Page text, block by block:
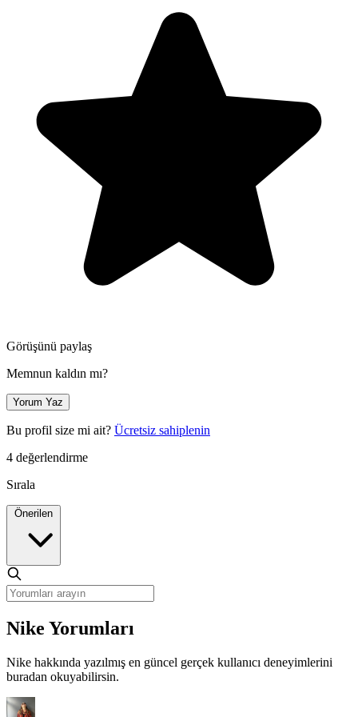
Görüşünü paylaş
Memnun kaldın mı?
Yorum Yaz
Bu profil size mi ait? Ücretsiz sahiplenin
4 değerlendirme
Sırala
Nike Yorumları
Nike hakkında yazılmış en güncel gerçek kullanıcı deneyimlerini
buradan okuyabilirsin.